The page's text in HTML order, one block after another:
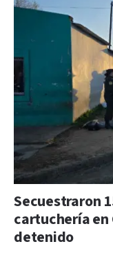
Secuestraron
cartuchería en
detenido